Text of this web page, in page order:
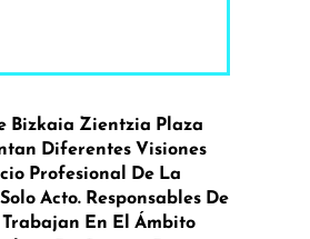
Bizkaia Zientzia Plaza
Diferentes Visiones
Profesional De La
Acto. Responsables De
Trabajan En El Ámbito